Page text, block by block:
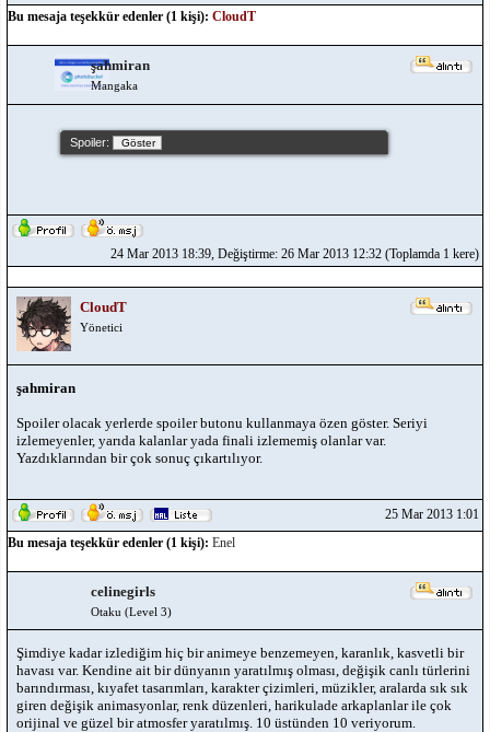
Bu mesaja teşekkür edenler (1 kişi): CloudT
şahmiran
Mangaka
Spoiler:
24 Mar 2013 18:39, Değiştirme: 26 Mar 2013 12:32 (Toplamda 1 kere)
CloudT
Yönetici
şahmiran
Spoiler olacak yerlerde spoiler butonu kullanmaya özen göster. Seriyi
izlemeyenler, yarıda kalanlar yada finali izlememiş olanlar var.
Yazdıklarından bir çok sonuç çıkartılıyor.
25 Mar 2013 1:01
Bu mesaja teşekkür edenler (1 kişi): Enel
celinegirls
Otaku (Level 3)
Şimdiye kadar izlediğim hiç bir animeye benzemeyen, karanlık, kasvetli bir
havası var. Kendine ait bir dünyanın yaratılmış olması, değişik canlı türlerini
barındırması, kıyafet tasarımları, karakter çizimleri, müzikler, aralarda sık sık
giren değişik animasyonlar, renk düzenleri, harikulade arkaplanlar ile çok
orijinal ve güzel bir atmosfer yaratılmış. 10 üstünden 10 veriyorum.